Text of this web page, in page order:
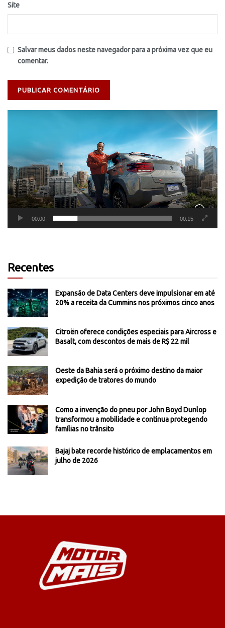
Site
Salvar meus dados neste navegador para a próxima vez que eu
comentar.
00:00 00:15
Recentes
Expansão de Data Centers deve impulsionar em até
20% a receita da Cummins nos próximos cinco anos
Citroën oferece condições especiais para Aircross e
Basalt, com descontos de mais de R$ 22 mil
Oeste da Bahia será o próximo destino da maior
expedição de tratores do mundo
Como a invenção do pneu por John Boyd Dunlop
transformou a mobilidade e continua protegendo
famílias no trânsito
Bajaj bate recorde histórico de emplacamentos em
julho de 2026